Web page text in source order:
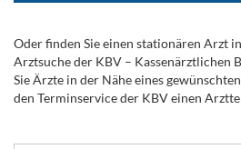
Oder finden Sie einen stationären Arzt
Arztsuche der KBV – Kassenärztlichen
Sie Ärzte in der Nähe eines
den Terminservice der KBV einen